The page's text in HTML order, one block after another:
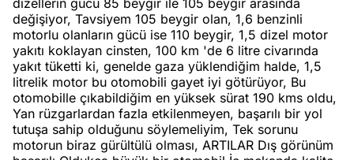
dizellerin gücü 85 beygir ile 105 beygir arasında
değişiyor, Tavsiyem 105 beygir olan, 1,6 benzinli
motorlu olanların gücü ise 110 beygir, 1,5 dizel motor
yakıtı koklayan cinsten, 100 km 'de 6 litre civarında
yakıt tüketti ki, genelde gaza yüklendiğim halde, 1,5
litrelik motor bu otomobili gayet iyi götürüyor, Bu
otomobille çıkabildiğim en yüksek sürat 190 kms oldu,
Yan rüzgarlardan fazla etkilenmeyen, başarılı bir yol
tutuşa sahip olduğunu söylemeliyim, Tek sorunu
motorun biraz gürültülü olması, ARTILAR Dış görünüm